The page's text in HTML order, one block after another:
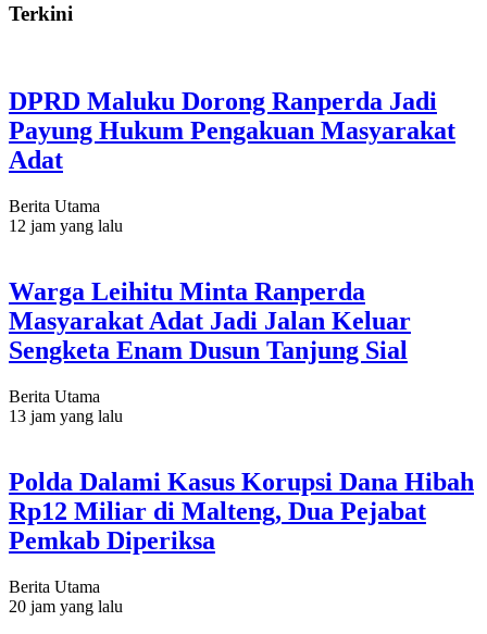
Terkini
DPRD Maluku Dorong Ranperda Jadi
Payung Hukum Pengakuan Masyarakat
Adat
Berita Utama
12 jam yang lalu
Warga Leihitu Minta Ranperda
Masyarakat Adat Jadi Jalan Keluar
Sengketa Enam Dusun Tanjung Sial
Berita Utama
13 jam yang lalu
Polda Dalami Kasus Korupsi Dana Hibah
Rp12 Miliar di Malteng, Dua Pejabat
Pemkab Diperiksa
Berita Utama
20 jam yang lalu